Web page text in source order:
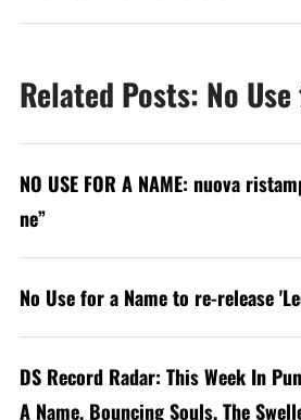
Related Posts: No
NO USE FOR A NAME: nuova
ne”
No Use for a Name to re-release
DS Record Radar: This Week In
A Name, Bouncing Souls, The